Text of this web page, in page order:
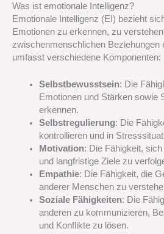
Was ist emotionale Intelligenz?
Emotionale Intelligenz (EI) bezieht
Emotionen zu erkennen, zu
zwischenmenschlichen Beziehungen
umfasst verschiedene Komponenten:
Selbstbewusstsein: Die
Emotionen und Stärken sowie
erkennen.
Selbstregulierung: Die
kontrollieren und in
Motivation: Die Fähigkeit,
und langfristige Ziele zu
Empathie: Die Fähigkeit, die
anderer Menschen zu
Soziale Fähigkeiten: Die
anderen zu kommunizieren,
und Konflikte zu lösen.